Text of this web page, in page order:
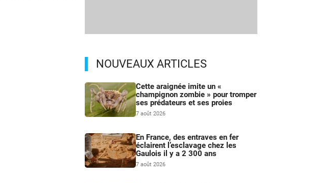
NOUVEAUX ARTICLES
Cette araignée imite un «
champignon zombie » pour tromper
ses prédateurs et ses proies
7 août 2026
En France, des entraves en fer
éclairent l’esclavage chez les
Gaulois il y a 2 300 ans
7 août 2026